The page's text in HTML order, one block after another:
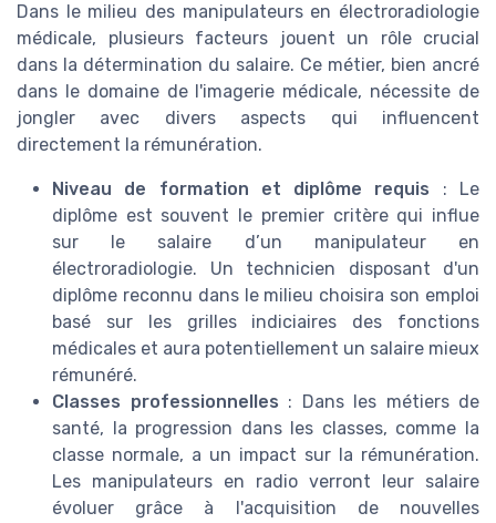
Dans le milieu des manipulateurs en électroradiologie
médicale, plusieurs facteurs jouent un rôle crucial
dans la détermination du salaire. Ce métier, bien ancré
dans le domaine de l'imagerie médicale, nécessite de
jongler avec divers aspects qui influencent
directement la rémunération.
Niveau de formation et diplôme requis : Le
diplôme est souvent le premier critère qui influe
sur le salaire d’un manipulateur en
électroradiologie. Un technicien disposant d'un
diplôme reconnu dans le milieu choisira son emploi
basé sur les grilles indiciaires des fonctions
médicales et aura potentiellement un salaire mieux
rémunéré.
Classes professionnelles : Dans les métiers de
santé, la progression dans les classes, comme la
classe normale, a un impact sur la rémunération.
Les manipulateurs en radio verront leur salaire
évoluer grâce à l'acquisition de nouvelles